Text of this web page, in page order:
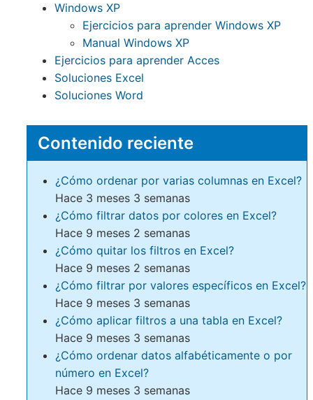
Windows XP
Ejercicios para aprender Windows XP
Manual Windows XP
Ejercicios para aprender Acces
Soluciones Excel
Soluciones Word
Contenido reciente
¿Cómo ordenar por varias columnas en Excel?
Hace 3 meses 3 semanas
¿Cómo filtrar datos por colores en Excel?
Hace 9 meses 2 semanas
¿Cómo quitar los filtros en Excel?
Hace 9 meses 2 semanas
¿Cómo filtrar por valores específicos en Excel?
Hace 9 meses 3 semanas
¿Cómo aplicar filtros a una tabla en Excel?
Hace 9 meses 3 semanas
¿Cómo ordenar datos alfabéticamente o por
número en Excel?
Hace 9 meses 3 semanas